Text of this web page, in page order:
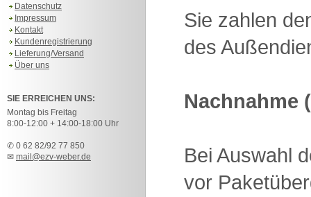
Datenschutz
Impressum
Kontakt
Kundenregistrierung
Lieferung/Versand
Über uns
SIE ERREICHEN UNS:
Montag bis Freitag
8:00-12:00 + 14:00-18:00 Uhr
✆ 0 62 82/92 77 850
✉ mail@ezv-weber.de
Sie zahlen
des
Nachnahme
Bei Auswahl
vor